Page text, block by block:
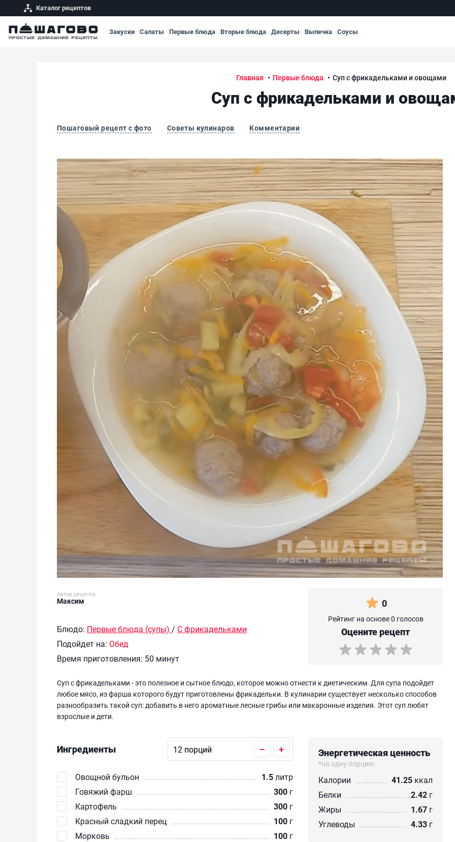
Каталог рецептов
Закуски Салаты Первые блюда Вторые блюда Десерты Выпечка Соусы
Главная Первые блюда Суп с фрикадельками и овощами
Суп с фрикадельками и
Пошаговый рецепт с фото Советы кулинаров Комментарии
Суп с фрикадельками и овощами
Автор рецепта:
Максим
Блюдо: Первые блюда (супы) / С фрикадельками
Подойдет на: Обед
Время приготовления: 50 минут
0
Рейтинг на основе 0 голосов
Оцените рецепт
Суп с фрикадельками - это полезное и сытное блюдо, которое можно отнести к диетическим. Для супа подойдет
любое мясо, из фарша которого будут приготовлены фрикадельки. В кулинарии существует несколько способов
разнообразить такой суп: добавить в него ароматные лесные грибы или макаронные изделия. Этот суп любят
взрослые и дети.
Ингредиенты – +
Овощной бульон 1.5литр
Говяжий фарш
300 г
Картофель
300 г
Красный сладкий перец
100 г
Морковь
100 г
Энергетическая ценность
*на одну порцию
Калории 41.25 ккал
Белки
2.42 г
Жиры
1.67 г
Углеводы
4.33 г